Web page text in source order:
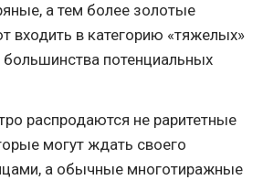
а тем более золотые
входить в категорию «тяжелых»
потенциальных
распродаются не раритетные
могут ждать своего
а обычные многотиражные